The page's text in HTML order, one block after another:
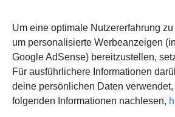
Um eine optimale Nutzererfahrung
um personalisierte Werbeanzeigen
Google AdSense) bereitzustellen,
Für ausführlichere Informationen
deine persönlichen Daten
folgenden Informationen nachlesen,
Lebensqualität durch
Neuromodulation
Tipps
Gemüse im eigenen
richtig planen